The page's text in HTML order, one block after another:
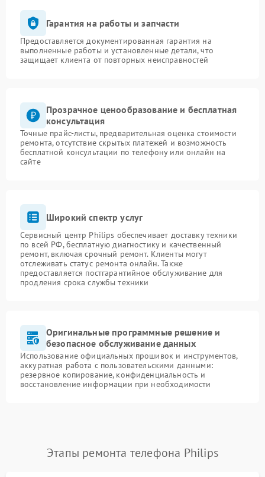
Гарантия на работы и запчасти
Предоставляется документированная гарантия на
выполненные работы и установленные детали, что
защищает клиента от повторных неисправностей
Прозрачное ценообразование и бесплатная
консультация
Точные прайс-листы, предварительная оценка стоимости
ремонта, отсутствие скрытых платежей и возможность
бесплатной консультации по телефону или онлайн на
сайте
Широкий спектр услуг
Сервисный центр Philips обеспечивает доставку техники
по всей РФ, бесплатную диагностику и качественный
ремонт, включая срочный ремонт. Клиенты могут
отслеживать статус ремонта онлайн. Также
предоставляется постгарантийное обслуживание для
продления срока службы техники
Оригинальные программные решение и
безопасное обслуживание данных
Использование официальных прошивок и инструментов,
аккуратная работа с пользовательскими данными:
резервное копирование, конфиденциальность и
восстановление информации при необходимости
Этапы ремонта телефона Philips